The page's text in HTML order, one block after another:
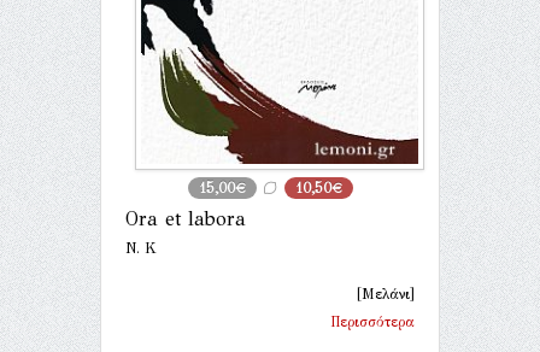
15,00€ 10,50€
Ora et labora
Ν. Κ
[Μελάνι]
Περισσότερα